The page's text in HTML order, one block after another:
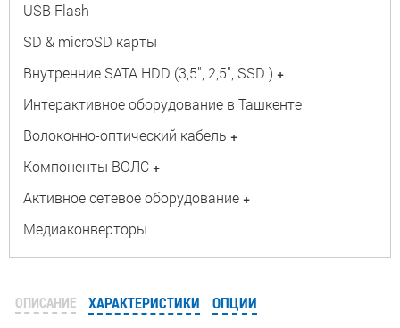
USB Flash
SD & microSD карты
Внутренние SATA HDD (3,5", 2,5", SSD ) +
Интерактивное оборудование в Ташкенте
Волоконно-оптический кабель +
Компоненты ВОЛС +
Активное сетевое оборудование +
Медиаконверторы
ОПИСАНИЕ ХАРАКТЕРИСТИКИ ОПЦИИ